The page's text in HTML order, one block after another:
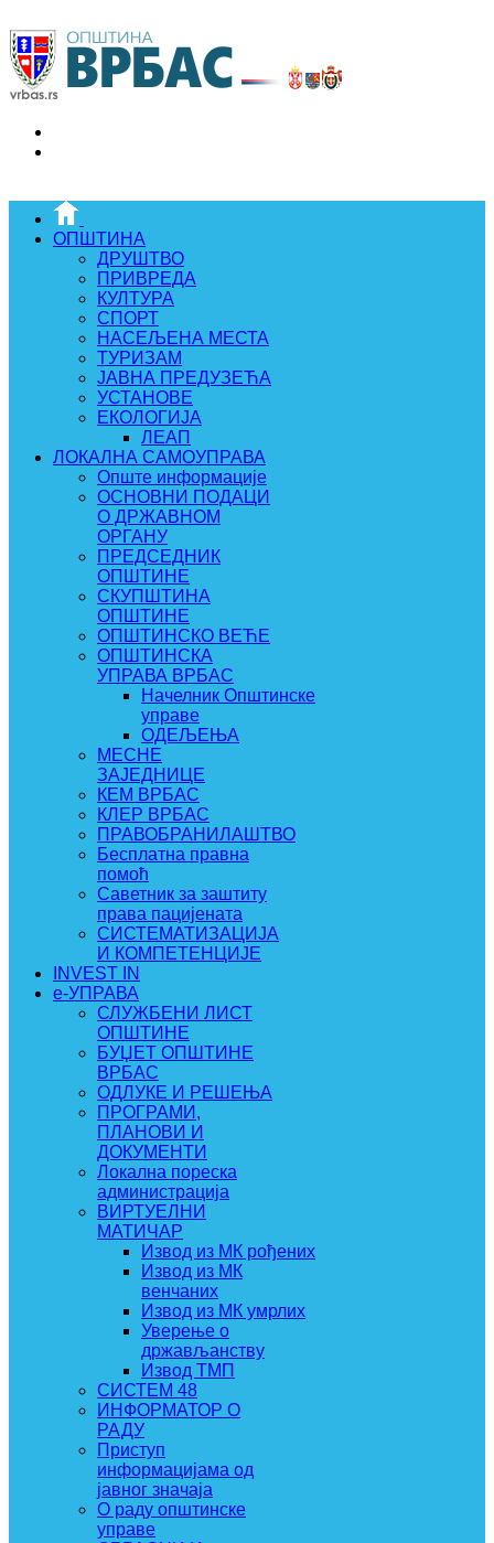
ОПШТИНА
ДРУШТВО
ПРИВРЕДА
КУЛТУРА
СПОРТ
НАСЕЉЕНА МЕСТА
ТУРИЗАМ
ЈАВНА ПРЕДУЗЕЋА
УСТАНОВЕ
ЕКОЛОГИЈА
ЛЕАП
ЛОКАЛНА САМОУПРАВА
Опште информације
ОСНОВНИ ПОДАЦИ
О ДРЖАВНОМ
ОРГАНУ
ПРЕДСЕДНИК
ОПШТИНЕ
СКУПШТИНА
ОПШТИНЕ
ОПШТИНСКО ВЕЋЕ
ОПШТИНСКА
УПРАВА ВРБАС
Начелник Општинске
управе
ОДЕЉЕЊА
МЕСНЕ
ЗАЈЕДНИЦЕ
КЕМ ВРБАС
КЛЕР ВРБАС
ПРАВОБРАНИЛАШТВО
Бесплатна правна
помоћ
Саветник за заштиту
права пацијената
СИСТЕМАТИЗАЦИЈА
И КОМПЕТЕНЦИЈЕ
INVEST IN
e-УПРАВА
СЛУЖБЕНИ ЛИСТ
ОПШТИНЕ
БУЏЕТ ОПШТИНЕ
ВРБАС
ОДЛУКЕ И РЕШЕЊА
ПРОГРАМИ,
ПЛАНОВИ И
ДОКУМЕНТИ
Локална пореска
администрација
ВИРТУЕЛНИ
МАТИЧАР
Извод из МК рођених
Извод из МК
венчаних
Извод из МК умрлих
Уверење о
држављанству
Извод ТМП
СИСТЕМ 48
ИНФОРМАТОР О
РАДУ
Приступ
информацијама од
јавног значаја
О раду општинске
управе